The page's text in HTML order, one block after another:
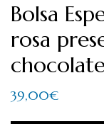
Bolsa
rosa
39,00€